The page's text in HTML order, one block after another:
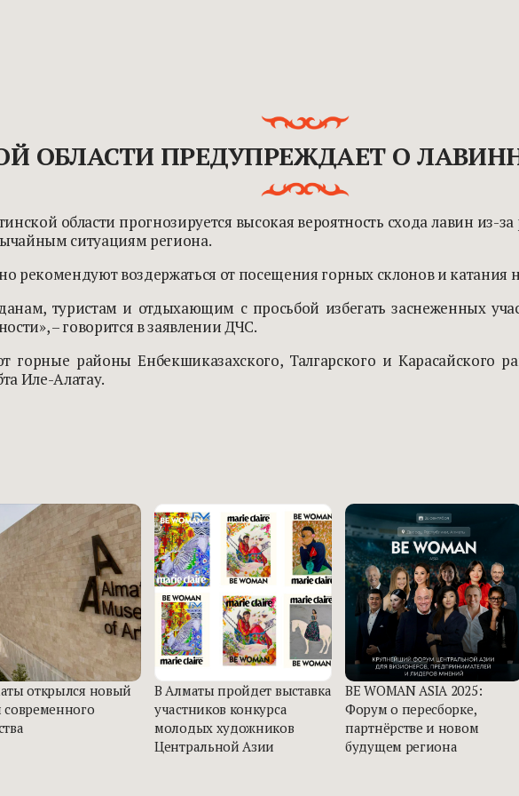
ОБЛАСТИ ПРЕДУПРЕЖДАЕТ О
области прогнозируется высокая вероятность схода лавин из-
ситуациям региона.
рекомендуют воздержаться от посещения горных склонов и катания
туристам и отдыхающим с просьбой избегать заснеженных
– говорится в заявлении ДЧС.
горные районы Енбекшиказахского, Талгарского и Карасайского
Иле-Алатау.
открылся новый
современного
В Алматы пройдет выставка
участников конкурса
молодых художников
Центральной Азии
BE WOMAN ASIA 2025:
Форум о пересборке,
партнёрстве и новом
будущем региона